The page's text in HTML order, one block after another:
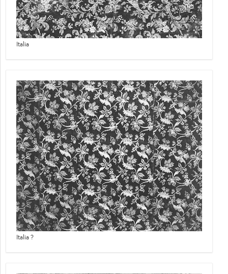
Italia
Italia ?